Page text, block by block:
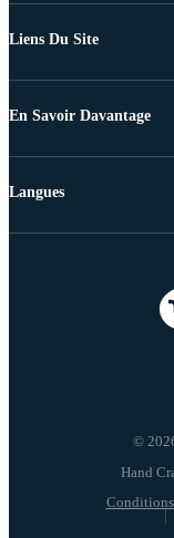
Liens Du Site
En Savoir Davantage
©
Langues